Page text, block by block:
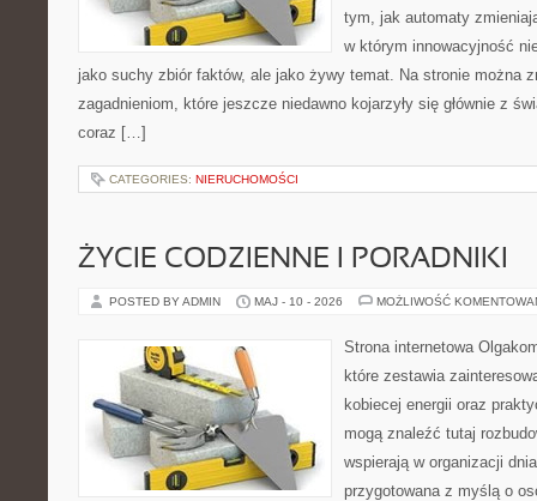
tym, jak automaty
w którym innowacyjność
jako suchy zbiór faktów, ale jako żywy temat. Na stronie można
zagadnieniom, które jeszcze niedawno kojarzyły się głównie z
coraz […]
CATEGORIES: NIERUCHOMOŚCI
ŻYCIE CODZIENNE I PORADNIKI
POSTED BY ADMIN MAJ - 10 - 2026 MOŻLIWOŚĆ
Strona internetowa
które zestawia
kobiecej energii oraz
mogą znaleźć tutaj
wspierają w organizacji
przygotowana z myślą o